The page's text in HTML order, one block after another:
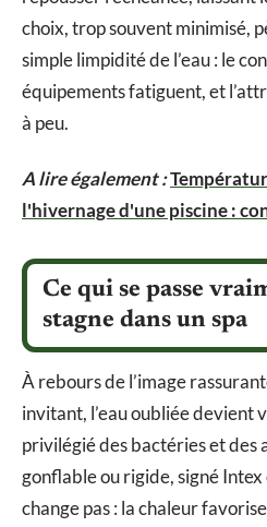
choix, trop souvent minimisé,
simple limpidité de l’eau : le
équipements fatiguent, et
à peu.
A lire également :
l'hivernage d'une piscine :
Ce qui se passe
stagne dans un spa
À rebours de l’image
invitant, l’eau oubliée devient
privilégié des bactéries et des
gonflable ou rigide, signé
change pas : la chaleur